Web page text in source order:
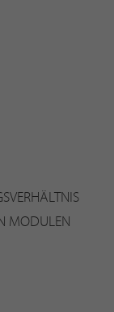
MODULEN